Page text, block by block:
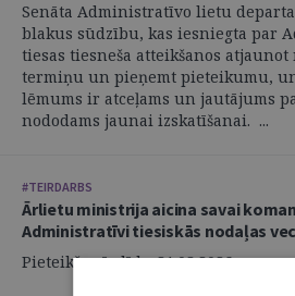
Senāta Administratīvo lietu
blakus sūdzību, kas iesniegta par
tiesas tiesneša atteikšanos
termiņu un pieņemt pieteikumu,
lēmums ir atceļams un jautājums
nododams jaunai izskatīšanai. ...
#TEIRDARBS
Ārlietu ministrija aicina savai
Administratīvi tiesiskās nodaļas
Pieteikšanās līdz: 21.08.2026.